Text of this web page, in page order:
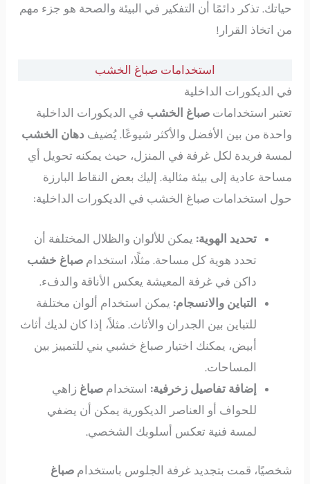
حياتك. تذكر دائمًا أن التفكير في البيئة والصحة هو جزء مهم
من اتخاذ القرار!
استخدامات صباغ الخشب
في الديكورات الداخلية
تعتبر استخداماتصباغ الخشب في الديكورات الداخلية
واحدة من بين الأفضل والأكثر شيوعًا. يُضيفدهان الخشب
لمسة فريدة لكل غرفة في المنزل، حيث يمكنه تحويل أي
مساحة عادية إلى بيئة مثالية. إليك بعض النقاط البارزة
حول استخدامات صباغ الخشب في الديكورات الداخلية:
تحديد الهوية: يمكن للألوان والظلال المختلفة أن
تحدد هوية كل مساحة. مثلًا، استخدامصباغ خشب
داكن في غرفة المعيشة يعكس الأناقة والدفء.
التباين والانسجام: يمكن استخدام ألوان مختلفة
للتباين بين الجدران والأثاث. مثلاً، إذا كان لديك أثاث
أبيض، يمكنك اختيار صباغ خشبي بني للتمييز بين
المساحات.
إضافة تفاصيل زخرفية: استخدامصباغ زاهي
للحواف أو العناصر الديكورية يمكن أن يضفي
لمسة فنية تعكس أسلوبك الشخصي.
شخصيًا، قمت بتجديد غرفة الجلوس باستخدامصباغ